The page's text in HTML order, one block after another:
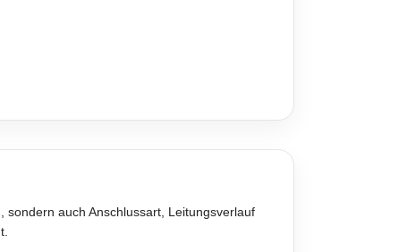
auch Anschlussart, Leitungsverlauf